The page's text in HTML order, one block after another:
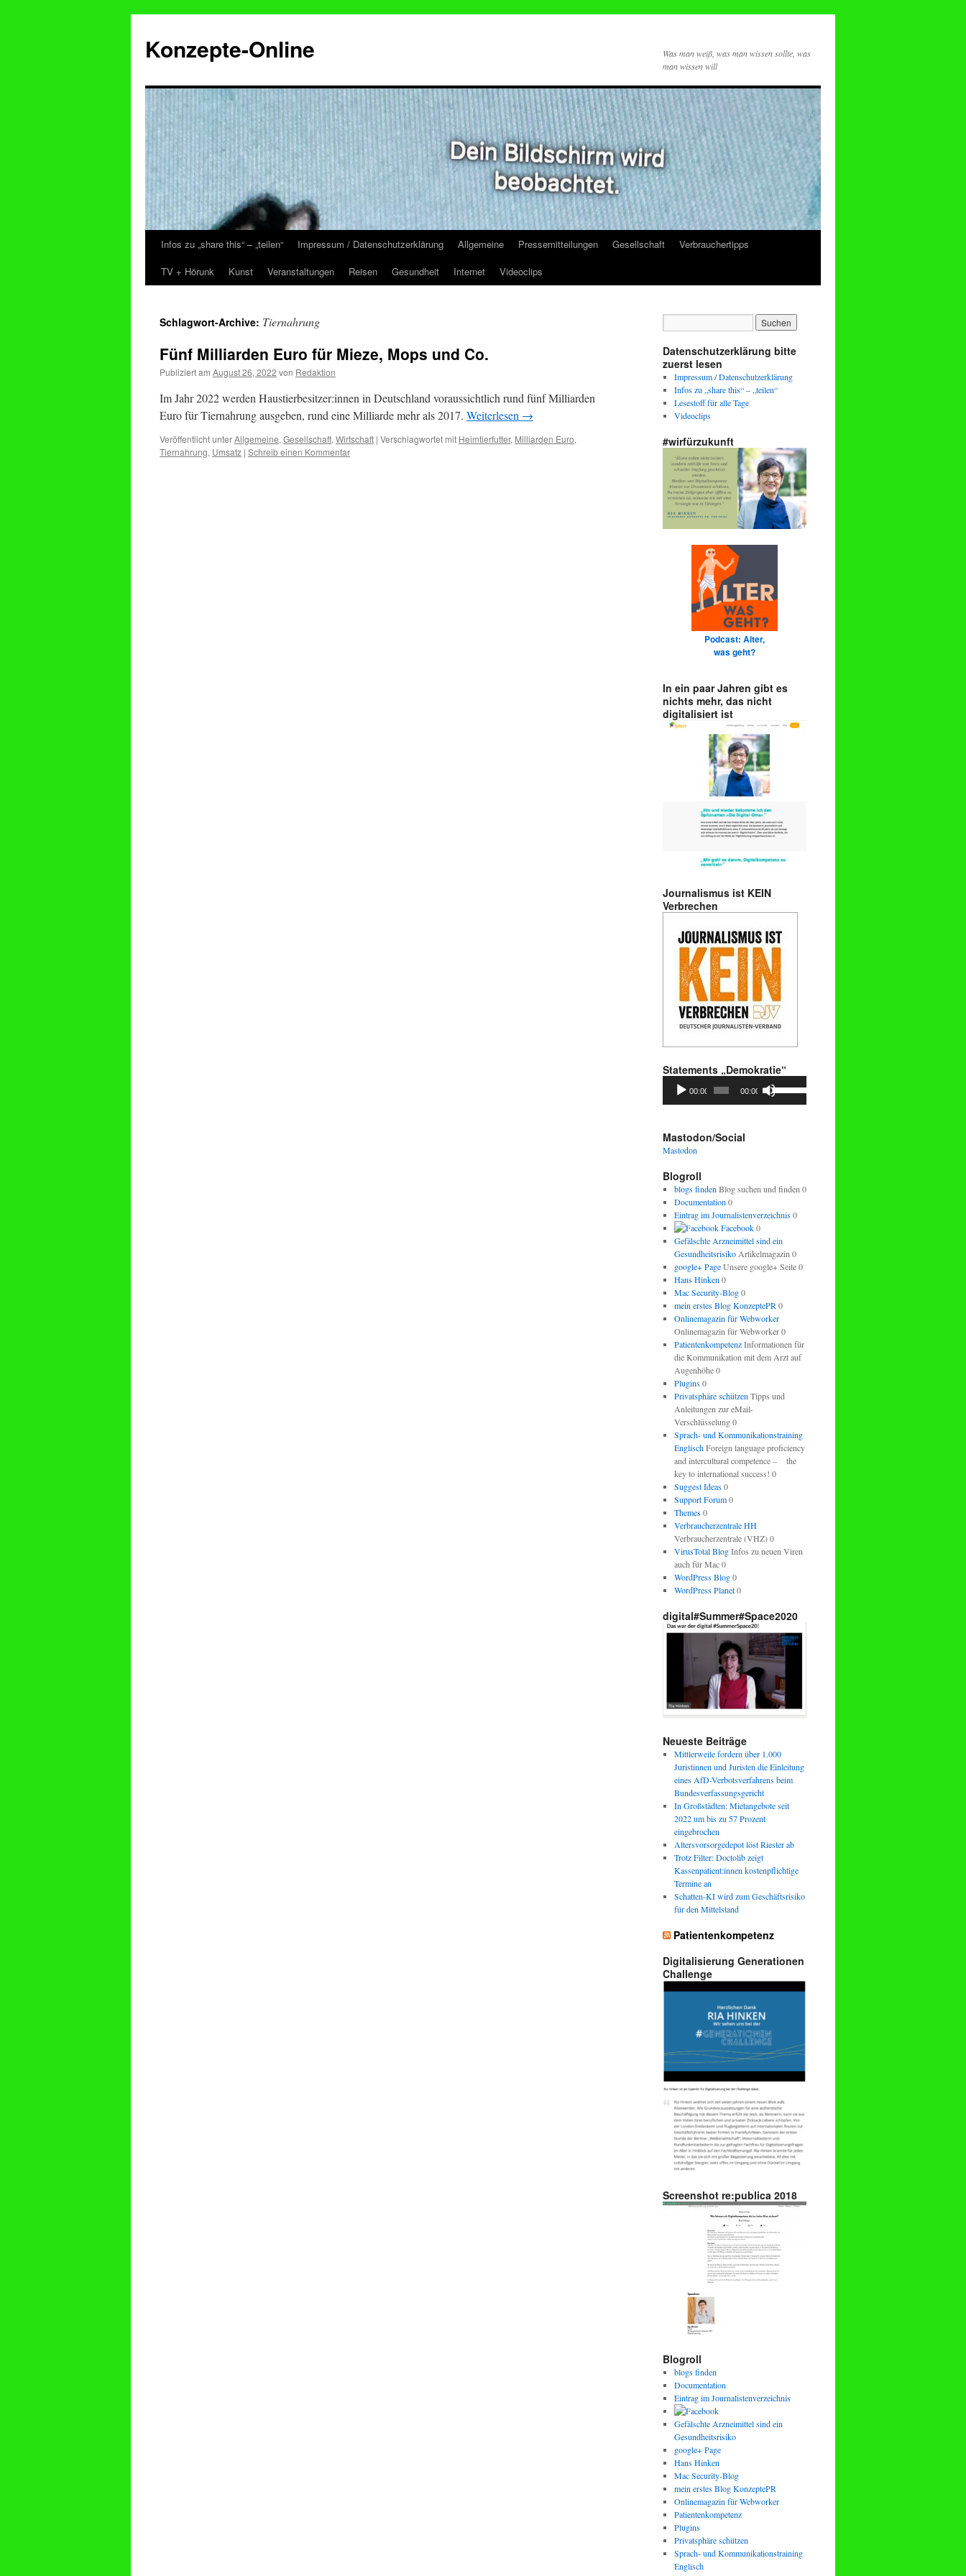
Konzepte-Online
Was man weiß, was man wissen sollte, was
man wissen will
Zum
Inhalt
Infos zu „share this“ – „teilen“ Impressum / Datenschutzerklärung Allgemeine Pressemitteilungen Gesellschaft
Verbrauchertipps
TV + Hörunk
Kunst Veranstaltungen Reisen Gesundheit Internet Videoclips
Schlagwort-Archive: Tiernahrung
Fünf Milliarden Euro für Mieze, Mops und Co.
Publiziert am August 26, 2022 von Redaktion
Im Jahr 2022 werden Haustierbesitzer:innen in Deutschland voraussichtlich rund fünf Milliarden
Euro für Tiernahrung ausgeben, rund eine Milliarde mehr als 2017. Weiterlesen →
Veröffentlicht unterAllgemeine, Gesellschaft, Wirtschaft | Verschlagwortet mit Heimtierfutter, Milliarden Euro,
Tiernahrung, Umsatz | Schreib einen Kommentar
Datenschutzerklärung bitte
zuerst lesen
Impressum / Datenschutzerklärung
Infos zu „share this“ – „teilen“
Lesestoff für alle Tage
Videoclips
#wirfürzukunft
Podcast: Alter,
was geht?
In ein paar Jahren gibt es
nichts mehr, das nicht
digitalisiert ist
Journalismus ist KEIN
Verbrechen
Statements „Demokratie“
Audio-
Player
00:00 00:00
Hoch/Runter
benutzen,
Mastodon/Social
Mastodon
Blogroll
blogs finden Blog suchen und finden 0
Documentation 0
Eintrag im Journalistenverzeichnis0
Facebook0
Gefälschte Arzneimittel sind ein
GesundheitsrisikoArtikelmagazin 0
google+ PageUnsere google+ Seite 0
Hans Hinken 0
Mac Security-Blog0
mein erstes Blog KonzeptePR 0
Onlinemagazin für Webworker
Onlinemagazin für Webworker 0
PatientenkompetenzInformationen für
die Kommunikation mit dem Arzt auf
Augenhöhe 0
Plugins0
Privatsphäre schützen Tipps und
Anleitungen zur eMail-
Verschlüsselung 0
Sprach- und Kommunikationstraining
EnglischForeign language proficiency
and intercultural competence – the
key to international success! 0
Suggest Ideas0
Support Forum0
Themes0
Verbraucherzentrale HH
Verbraucherzentrale (VHZ) 0
VirusTotal BlogInfos zu neuen Viren
auch für Mac 0
WordPress Blog0
WordPress Planet0
digital#Summer#Space2020
Neueste Beiträge
Mittlerweile fordern über 1.000
Juristinnen und Juristen die Einleitung
eines AfD-Verbotsverfahrens beim
Bundesverfassungsgericht
In Großstädten: Mietangebote seit
2022 um bis zu 57 Prozent
eingebrochen
Altersvorsorgedepot löst Riester ab
Trotz Filter: Doctolib zeigt
Kassenpatient:innen kostenpflichtige
Termine an
Schatten-KI wird zum Geschäftsrisiko
für den Mittelstand
Patientenkompetenz
Digitalisierung Generationen
Challenge
Screenshot re:publica 2018
Blogroll
blogs finden
Documentation
Eintrag im Journalistenverzeichnis
Gefälschte Arzneimittel sind ein
Gesundheitsrisiko
google+ Page
Hans Hinken
Mac Security-Blog
mein erstes Blog KonzeptePR
Onlinemagazin für Webworker
Patientenkompetenz
Plugins
Privatsphäre schützen
Sprach- und Kommunikationstraining
Englisch